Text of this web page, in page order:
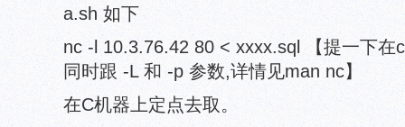
a.sh 如下
nc -l 10.3.76.42 80 < xxxx.sql 【提一下在
同时跟 -L 和 -p 参数,详情见man nc】
在C机器上定点去取。